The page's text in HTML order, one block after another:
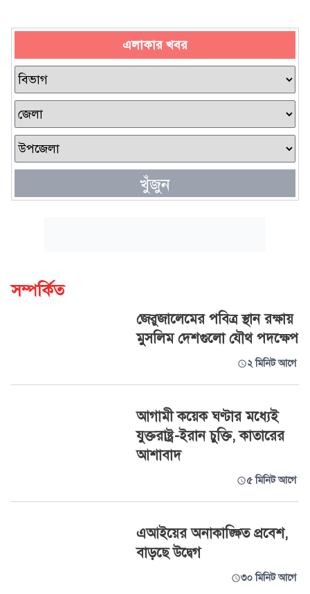
এলাকার খবর
খুঁজুন
সম্পর্কিত
জেরুজালেমের পবিত্র স্থান রক্ষায়
মুসলিম দেশগুলো যৌথ পদক্ষেপ
২ মিনিট আগে
আগামী কয়েক ঘণ্টার মধ্যেই
যুক্তরাষ্ট্র-ইরান চুক্তি, কাতারের
আশাবাদ
৫ মিনিট আগে
এআইয়ের অনাকাঙ্ক্ষিত প্রবেশ,
বাড়ছে উদ্বেগ
৩০ মিনিট আগে